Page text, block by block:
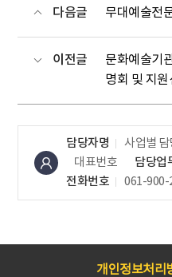
다음글 무대예술전
이전글
문화예술기
명회 및 지
담당자명 사업별 담
대표번호
담당업
전화번호
061-900-
개인정보처리